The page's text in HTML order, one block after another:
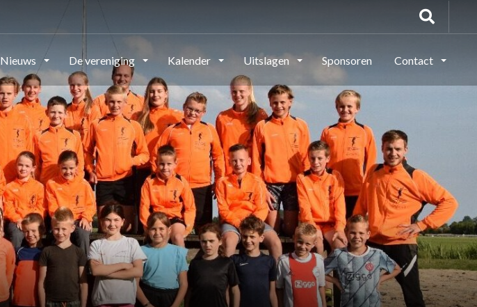
Nieuws De vereniging Kalender Uitslagen Sponsoren Contact